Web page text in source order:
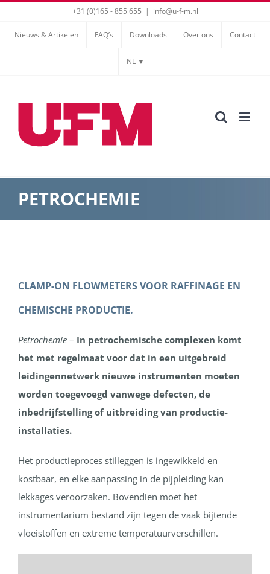
+31 (0)165 - 855 655 | info@u-f-m.nl
Nieuws & Artikelen FAQ’s Downloads Over ons Contact
NL ▼
PETROCHEMIE
CLAMP-ON FLOWMETERS VOOR RAFFINAGE EN
CHEMISCHE PRODUCTIE.
Petrochemie – In petrochemische complexen komt
het met regelmaat voor dat in een uitgebreid
leidingennetwerk nieuwe instrumenten moeten
worden toegevoegd vanwege defecten, de
inbedrijfstelling of uitbreiding van productie-
installaties.
Het productieproces stilleggen is ingewikkeld en
kostbaar, en elke aanpassing in de pijpleiding kan
lekkages veroorzaken. Bovendien moet het
instrumentarium bestand zijn tegen de vaak bijtende
vloeistoffen en extreme temperatuurverschillen.